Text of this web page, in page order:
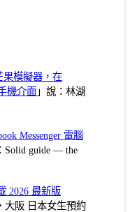
果模擬器，在
機介面 」說：林湖
Messenger 電腦
Solid guide — the
2026 最新版
大阪 日本女生預約